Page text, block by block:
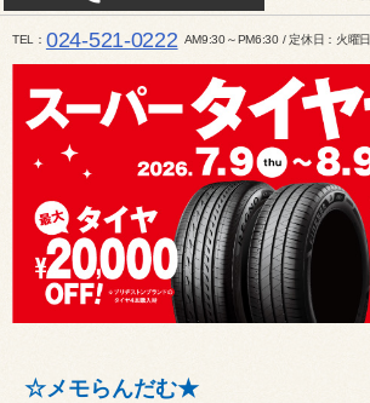
TEL 024-521-0222 AM9:30～PM6:30 / 定休日：火曜日
☆メモらんだむ★